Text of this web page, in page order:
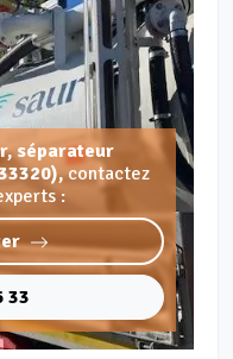
séparateur
contactez
:
33